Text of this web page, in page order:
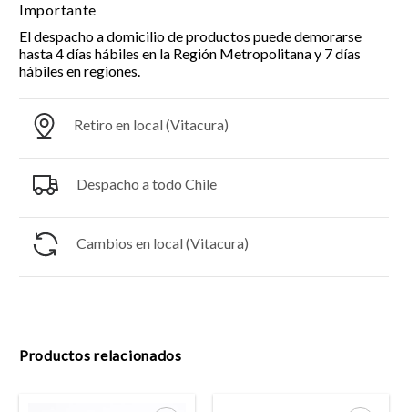
Importante
El despacho a domicilio de productos puede demorarse
hasta 4 días hábiles en la Región Metropolitana y 7 días
hábiles en regiones.
Retiro en local (Vitacura)
Despacho a todo Chile
Cambios en local (Vitacura)
Productos relacionados